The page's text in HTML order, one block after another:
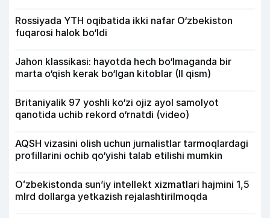
Rossiyada YTH oqibatida ikki nafar O‘zbekiston
fuqarosi halok bo‘ldi
Jahon klassikasi: hayotda hech bo‘lmaganda bir
marta o‘qish kerak bo‘lgan kitoblar (II qism)
Britaniyalik 97 yoshli ko‘zi ojiz ayol samolyot
qanotida uchib rekord o‘rnatdi (video)
AQSH vizasini olish uchun jurnalistlar tarmoqlardagi
profillarini ochib qo‘yishi talab etilishi mumkin
Oʻzbekistonda sunʼiy intellekt xizmatlari hajmini 1,5
mlrd dollarga yetkazish rejalashtirilmoqda